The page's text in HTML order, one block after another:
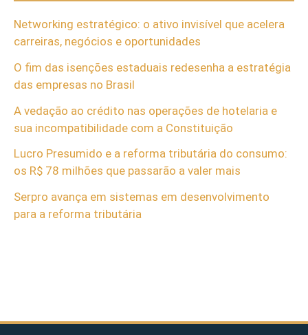
Networking estratégico: o ativo invisível que acelera
carreiras, negócios e oportunidades
O fim das isenções estaduais redesenha a estratégia
das empresas no Brasil
A vedação ao crédito nas operações de hotelaria e
sua incompatibilidade com a Constituição
Lucro Presumido e a reforma tributária do consumo:
os R$ 78 milhões que passarão a valer mais
Serpro avança em sistemas em desenvolvimento
para a reforma tributária